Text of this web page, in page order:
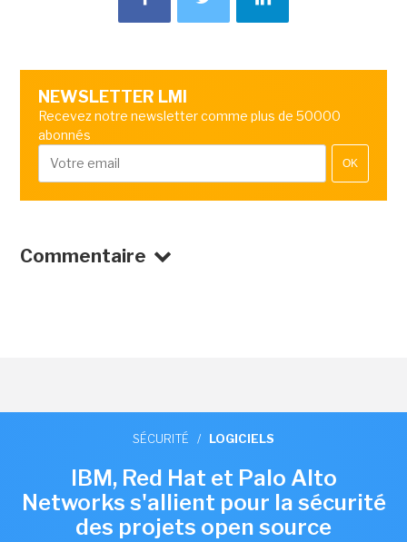
NEWSLETTER LMI
Recevez notre newsletter comme plus de 50000
abonnés
OK
Commentaire
SÉCURITÉ / LOGICIELS
IBM, Red Hat et Palo Alto
Networks s'allient pour la sécurité
des projets open source